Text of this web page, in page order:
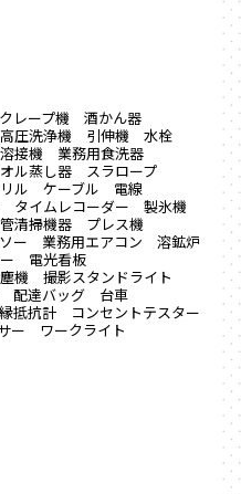
クレープ機
酒かん器
高圧洗浄機 引伸機
水栓
溶接機
業務用食洗器
ル蒸し器
スラロープ
ル ケーブル
電線
タイムレコーダー
製氷機
清掃機器
プレス機
ー 業務用エアコン
溶鉱炉
電光看板
機
撮影スタンドライト
配達バッグ
台車
抵抗計
コンセントテスター
ー ワークライト